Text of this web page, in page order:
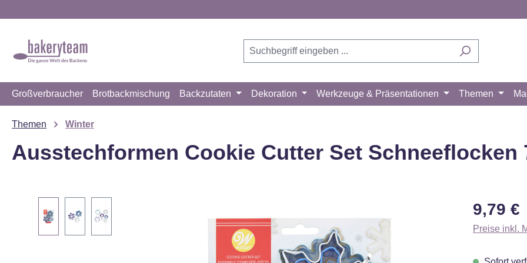
Großverbraucher Brotbackmischung Backzutaten Dekoration Werkzeuge & Präsentationen Themen
Themen Winter
Ausstechformen Cookie Cutter Set Schneeflocken
Regulärer
9,79 €
Preise inkl.